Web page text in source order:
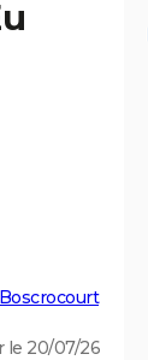
le 20/07/26